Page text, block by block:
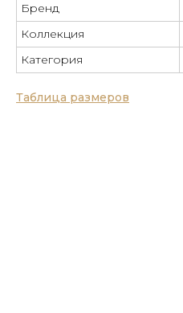
Таблица размеров
Бренд
Коллекция
Категория